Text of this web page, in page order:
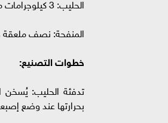
الحليب: 3 كيلوجرامات من الحليب الطازج (يُفضل غير المبستر إن أمكن).
المنفحة: نصف ملعقة
خطوات التصنيع:
بحرارتها عند وضع